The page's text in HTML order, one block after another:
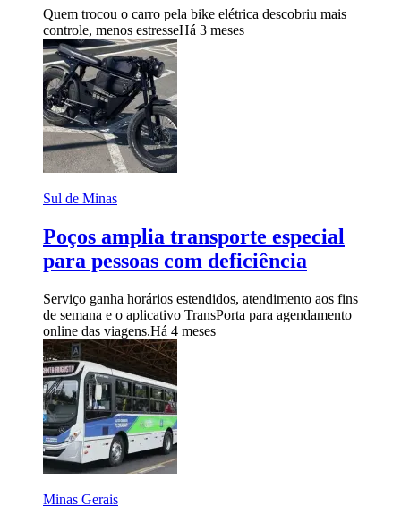
Quem trocou o carro pela bike elétrica descobriu mais
controle, menos estresseHá 3 meses
Sul de Minas
Poços amplia transporte especial
para pessoas com deficiência
Serviço ganha horários estendidos, atendimento aos fins
de semana e o aplicativo TransPorta para agendamento
online das viagens.Há 4 meses
Minas Gerais